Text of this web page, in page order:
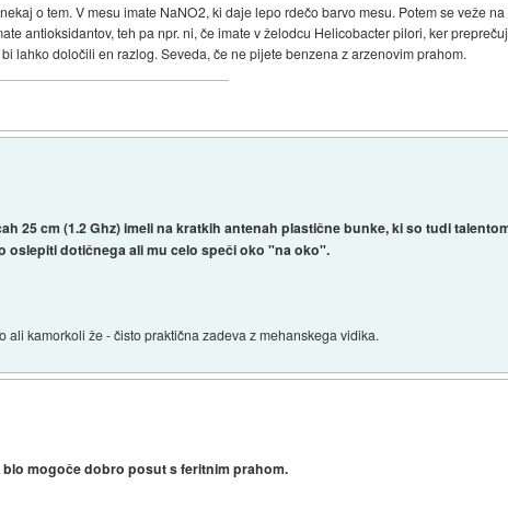
o tem. V mesu imate NaNO2, ki daje lepo rdečo barvo mesu. Potem se veže
antioksidantov, teh pa npr. ni, če imate v želodcu Helicobacter pilori, ker
lahko določili en razlog. Seveda, če ne pijete benzena z arzenovim prahom.
25 cm (1.2 Ghz) imeli na kratkih antenah plastične bunke, ki so tudi
oslepiti dotičnega ali mu celo speči oko "na oko".
ali kamorkoli že - čisto praktična zadeva z mehanskega vidika.
mogoče dobro posut s feritnim prahom.